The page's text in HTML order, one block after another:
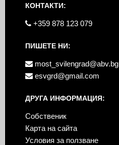
КОНТАКТИ:
+359 878 123 079
ПИШЕТЕ НИ:
most_svilengrad@abv.bg
esvgrd@gmail.com
ДРУГА ИНФОРМАЦИЯ:
Собственик
Карта на сайта
Условия за ползване